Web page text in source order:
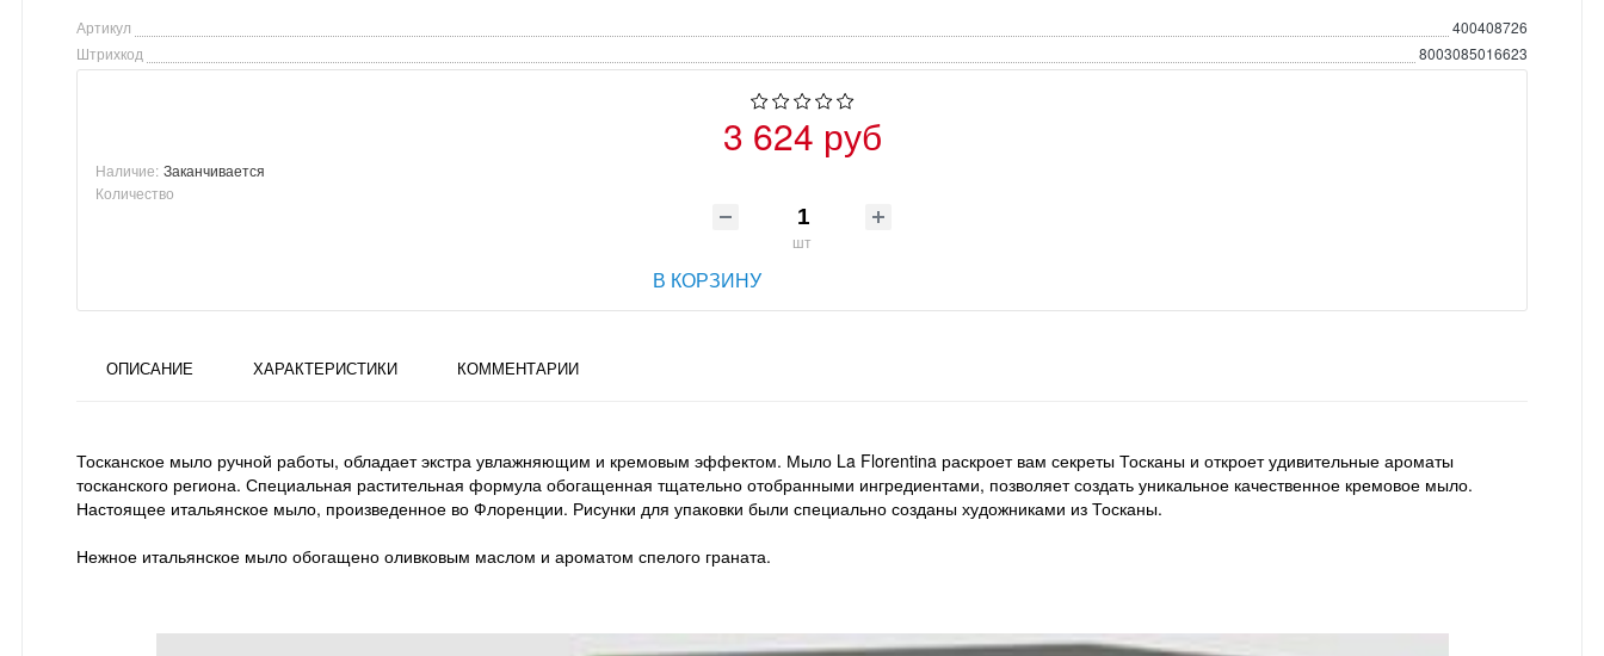
Артикул
400408726
Штрихкод
8003085016623
3 624 руб
Наличие: Заканчивается
Количество
шт
В КОРЗИНУ
ОПИСАНИЕ ХАРАКТЕРИСТИКИ КОММЕНТАРИИ
Тосканское мыло ручной работы, обладает экстра увлажняющим и кремовым эффектом. Мыло La Florentina раскроет вам секреты Тосканы и откроет удивительные ароматы
тосканского региона. Специальная растительная формула обогащенная тщательно отобранными ингредиентами, позволяет создать уникальное качественное кремовое мыло.
Настоящее итальянское мыло, произведенное во Флоренции. Рисунки для упаковки были специально созданы художниками из Тосканы.
Нежное итальянское мыло обогащено оливковым маслом и ароматом спелого граната.